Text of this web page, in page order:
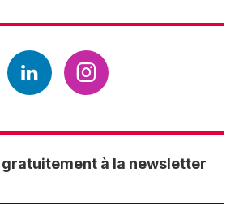
à la newsletter